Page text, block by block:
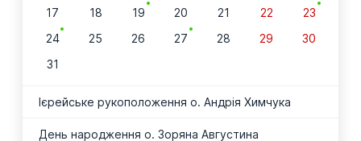
17
18 19 20 21 22
23
24
25 26 27 28 29
30
31
Ієрейське рукоположення о. Андрія Химчука
День народження о. Зоряна Августина